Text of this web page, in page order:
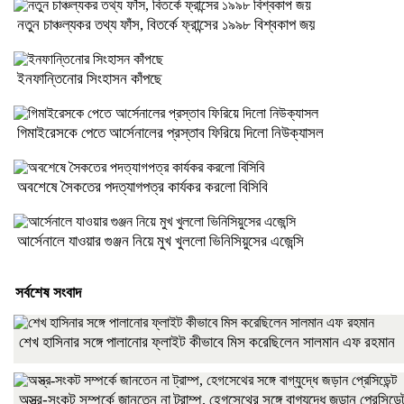
নতুন চাঞ্চল্যকর তথ্য ফাঁস, বিতর্কে ফ্রান্সের ১৯৯৮ বিশ্বকাপ জয়
ইনফান্তিনোর সিংহাসন কাঁপছে
গিমাইরেসকে পেতে আর্সেনালের প্রস্তাব ফিরিয়ে দিলো নিউক্যাসল
অবশেষে সৈকতের পদত্যাগপত্র কার্যকর করলো বিসিবি
আর্সেনালে যাওয়ার গুঞ্জন নিয়ে মুখ খুললো ভিনিসিয়ুসের এজেন্সি
সর্বশেষ সংবাদ
শেখ হাসিনার সঙ্গে পালানোর ফ্লাইট কীভাবে মিস করেছিলেন সালমান এফ রহমান
অস্ত্র-সংকট সম্পর্কে জানতেন না ট্রাম্প, হেগসেথের সঙ্গে বাগ্‌যুদ্ধে জড়ান